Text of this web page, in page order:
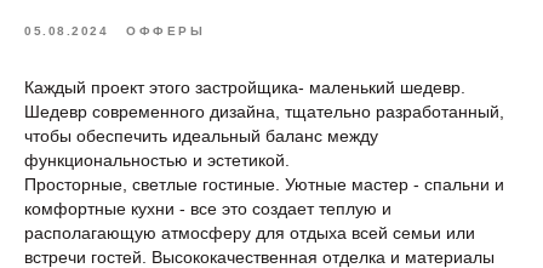
05.08.2024 ОФФЕРЫ
Каждый проект этого застройщика- маленький шедевр.
Шедевр современного дизайна, тщательно разработанный,
чтобы обеспечить идеальный баланс между
функциональностью и эстетикой.
Просторные, светлые гостиные. Уютные мастер - спальни и
комфортные кухни - все это создает теплую и
располагающую атмосферу для отдыха всей семьи или
встречи гостей. Высококачественная отделка и материалы